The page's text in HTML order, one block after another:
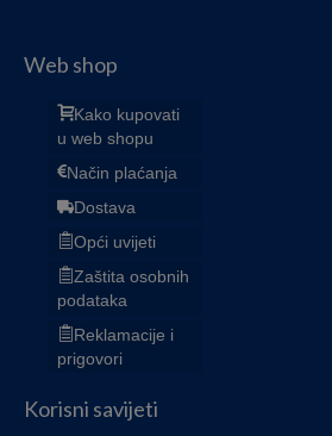
Web shop
Kako kupovati
u web shopu
Način plaćanja
Dostava
Opći uvijeti
Zaštita osobnih
podataka
Reklamacije i
prigovori
Korisni savijeti